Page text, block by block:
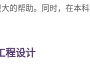
的帮助。同时，在本
程设计